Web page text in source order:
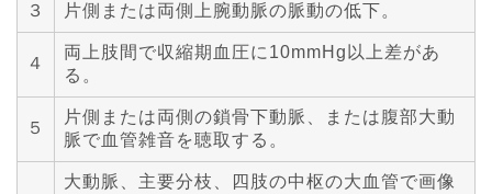
３ 片側または両側上腕動脈の脈動の低下。
４
両上肢間で収縮期血圧に10mmHg以上差があ
る。
５
片側または両側の鎖骨下動脈、または腹部大動
脈で血管雑音を聴取する。
大動脈、主要分枝、四肢の中枢の大血管で画像